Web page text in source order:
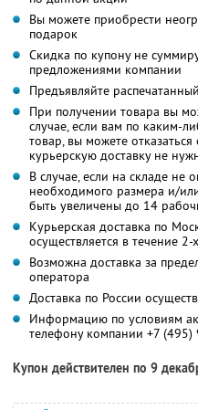
Вы можете приобрести
подарок
Скидка по купону не
предложениями компании
Предъявляйте
При получении товара вы
случае, если вам по каким-
товар, вы можете
курьерскую доставку не
В случае, если на складе не
необходимого размера и/
быть увеличены до 14
Курьерская доставка по
осуществляется в течение 2-
Возможна доставка за
оператора
Доставка по России
Информацию по условиям
телефону компании +7 (495)
Купон действителен по 9